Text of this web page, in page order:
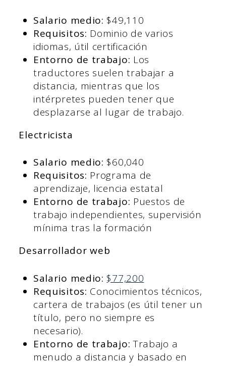
Salario medio: $49,110
Requisitos: Dominio de varios
idiomas, útil certificación
Entorno de trabajo: Los
traductores suelen trabajar a
distancia, mientras que los
intérpretes pueden tener que
desplazarse al lugar de trabajo.
Electricista
Salario medio: $60,040
Requisitos: Programa de
aprendizaje, licencia estatal
Entorno de trabajo: Puestos de
trabajo independientes, supervisión
mínima tras la formación
Desarrollador web
Salario medio: $77,200
Requisitos: Conocimientos técnicos,
cartera de trabajos (es útil tener un
título, pero no siempre es
necesario).
Entorno de trabajo: Trabajo a
menudo a distancia y basado en